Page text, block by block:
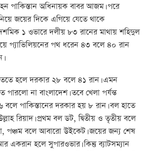
পাকিস্তান অধিনায়ক বাবর আজম। পরে
জয়ের দিকে এগিয়ে যেতে থাকে
১ ওভারে দলীয় ৮৩ রানের মাথায় শহিদুল
প্যাভিলিয়নের পথ ধরেন ৪৩ বলে ৪০ রান
হলে দরকার ২৮ বলে ৪১ রান। এমন
না বাংলাদেশ। তবে খেলা পর্যন্ত
পাকিস্তানের দরকার হয় ৮ রান। বল হাতে
রিয়াদ। প্রথম বল ডট, দ্বিতীয় ও তৃতীয় বলে
পঞ্চম বলে আবারো উইকেট। জয়ের জন্য শেষ
একরান হলে সুপারওভার। কিন্তু ব্যাটসম্যান